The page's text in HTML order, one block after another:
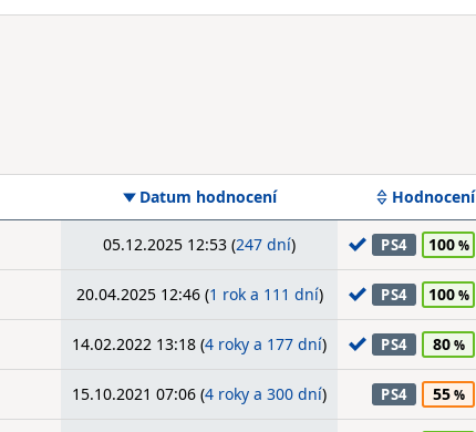
Datum hodnocení Hodnocení
05.12.2025 12:53 (247 dní) PS4 100
20.04.2025 12:46 (1 rok a 111 dní) PS4 100
14.02.2022 13:18 (4 roky a 177 dní) PS4 80
15.10.2021 07:06 (4 roky a 300 dní) PS4 55